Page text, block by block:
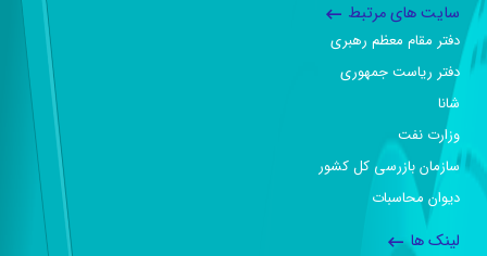
سایت های مرتبط
دفتر مقام معظم رهبری
دفتر ریاست جمهوری
شانا
وزارت نفت
سازمان بازرسی کل کشور
دیوان محاسبات
لینک ها